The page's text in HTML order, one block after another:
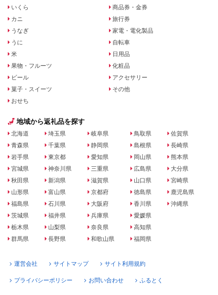
いくら
カニ
うなぎ
うに
米
果物・フルーツ
ビール
菓子・スイーツ
おせち
商品券・金券
旅行券
家電・電化製品
自転車
日用品
化粧品
アクセサリー
その他
地域から返礼品を探す
北海道
青森県
岩手県
宮城県
秋田県
山形県
福島県
茨城県
栃木県
群馬県
埼玉県
千葉県
東京都
神奈川県
新潟県
富山県
石川県
福井県
山梨県
長野県
岐阜県
静岡県
愛知県
三重県
滋賀県
京都府
大阪府
兵庫県
奈良県
和歌山県
鳥取県
島根県
岡山県
広島県
山口県
徳島県
香川県
愛媛県
高知県
福岡県
佐賀県
長崎県
熊本県
大分県
宮崎県
鹿児島県
沖縄県
運営会社 サイトマップ サイト利用規約
プライバシーポリシー お問い合わせ ふるとく